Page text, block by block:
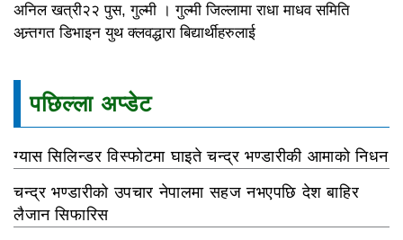
अनिल खत्री२२ पुस, गुल्मी । गुल्मी जिल्लामा राधा माधव समिति
अन्र्तगत डिभाइन युथ क्लवद्धारा बिद्यार्थीहरुलाई
पछिल्ला अप्डेट
ग्यास सिलिन्डर विस्फोटमा घाइते चन्द्र भण्डारीकी आमाको निधन
चन्द्र भण्डारीको उपचार नेपालमा सहज नभएपछि देश बाहिर
लैजान सिफारिस